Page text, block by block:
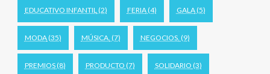
EDUCATIVO INFANTIL (2) FERIA(4) GALA(5)
MODA(35) MÚSICA. (7) NEGOCIOS. (9)
PREMIOS(8) PRODUCTO (7) SOLIDARIO (3)